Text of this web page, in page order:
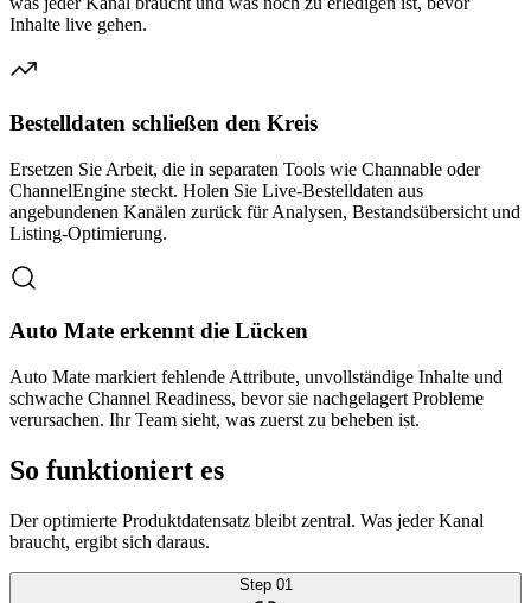
Inhalte live gehen.
Bestelldaten schließen den Kreis
Ersetzen Sie Arbeit, die in separaten Tools wie Channable oder
ChannelEngine steckt. Holen Sie Live-Bestelldaten aus
angebundenen Kanälen zurück für Analysen, Bestandsübersicht und
Listing-Optimierung.
Auto Mate erkennt die Lücken
Auto Mate markiert fehlende Attribute, unvollständige Inhalte und
schwache Channel Readiness, bevor sie nachgelagert Probleme
verursachen. Ihr Team sieht, was zuerst zu beheben ist.
So funktioniert es
Der optimierte Produktdatensatz bleibt zentral. Was jeder Kanal
braucht, ergibt sich daraus.
Step 01